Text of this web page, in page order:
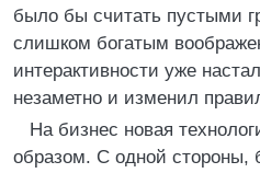
было бы считать пустыми
слишком богатым
интерактивности уже
незаметно и изменил
На бизнес новая
образом. С одной стороны,